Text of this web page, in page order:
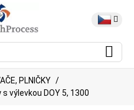
PLNIČKY
výlevkou DOY 5, 1300